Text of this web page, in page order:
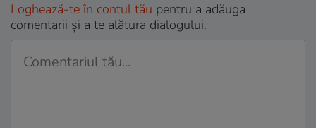
Loghează-te în contul tău pentru a adăuga
comentarii și a te alătura dialogului.